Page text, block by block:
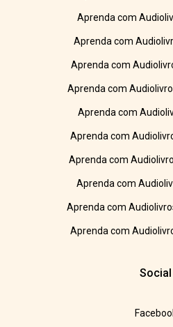
Aprenda com
Aprenda com
Aprenda com
Aprenda com
Aprenda com
Aprenda com
Aprenda com
Aprenda com
Aprenda com
Aprenda com
Social